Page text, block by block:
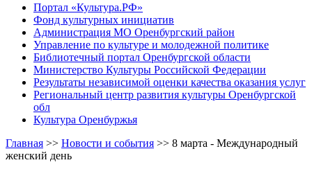
Портал «Культура.РФ»
Фонд культурных инициатив
Администрация МО Оренбургский район
Управление по культуре и молодежной политике
Библиотечный портал Оренбургской области
Министерство Культуры Российской Федерации
Результаты независимой оценки качества оказания услуг
Региональный центр развития культуры Оренбургской
обл
Культура Оренбуржья
Главная >> Новости и события >> 8 марта - Международный
женский день